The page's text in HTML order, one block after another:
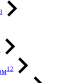
12